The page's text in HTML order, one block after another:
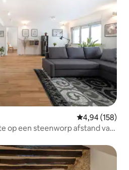
Gemiddelde
4,94 (158)
op een steenworp afstand van